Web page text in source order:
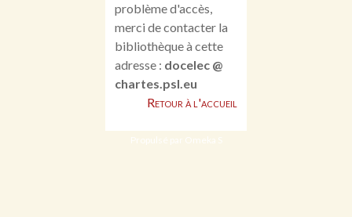
problème d'accès,
merci de contacter la
bibliothèque à cette
adresse : docelec @
chartes.psl.eu
Retour à l'accueil
Propulsé par Omeka S